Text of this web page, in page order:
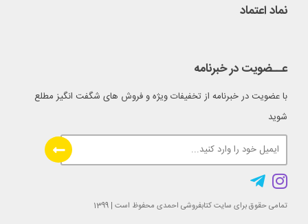
نماد اعتماد
عــضویت در خبرنامه
با عضویت در خبرنامه از تخفیفات ویژه و فروش های شگفت انگیز مطلع
شوید
تمامی حقوق برای سایت کتابفروشی احمدی محفوظ است | 1399